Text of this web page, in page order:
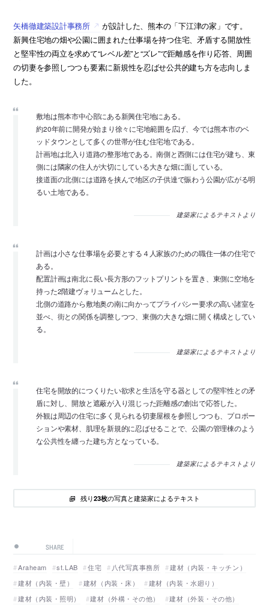
矢橋徹建築設計事務所
が設計した、熊本の「下江津の家」です。
新興住宅地の畑や公園に囲まれた仕事場を持つ住宅、矛盾する開放性
と堅牢性の両立を求めて“レベル差”と“ズレ”で距離感を作り応答、周囲
の切妻を参照しつつも要素に新規性を忍ばせ公共的建ち方を志向しま
した。
敷地は熊本市中心部にある新興住宅地にある。
約20年前に開発が始まり徐々に宅地範囲を広げ、今では熊本市のベ
ッドタウンとして多くの世帯が住む住宅地である。
計画地は北入り道路の整形地である。南側と西側には住宅が建ち、東
側には隣家の住人が大切にしている大きな畑に面している。
接道面の北側には道路を挟んで地区の子供達で賑わう公園が広がる明
るい土地である。
建築家によるテキストより
計画は小さな仕事場を必要とする４人家族のための職住一体の住宅で
ある。
配置計画は南北に長い長方形のフットプリントを置き、東側に空地を
持った2階建ヴォリュームとした。
北側の道路から敷地奥の南に向かってプライバシー要求の高い諸室を
並べ、街との関係を調整しつつ、東側の大きな畑に開く構成としてい
る。
建築家によるテキストより
住宅を開放的につくりたい欲求と生活を守る器としての堅牢性との矛
盾に対し、開放と遮蔽が入り混じった距離感の創出で応答した。
外観は周辺の住宅に多く見られる切妻屋根を参照しつつも、プロポー
ションや素材、肌理を新規的に忍ばせることで、公園の管理棟のよう
な公共性を纏った建ち方となっている。
建築家によるテキストより
残り23枚の写真と建築家によるテキスト
SHARE
Araheam st.LAB 住宅 八代写真事務所
建材（内装・キッチン）
建材（内装・壁）
建材（内装・床）
建材（内装・水廻り）
建材（内装・照明）
建材（外構・その他）
建材（外装・その他）